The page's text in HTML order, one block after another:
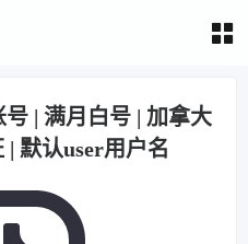
| 满月白号 | 加拿大
默认user用户名